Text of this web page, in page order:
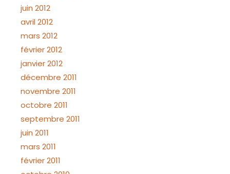
juin 2012
avril 2012
mars 2012
février 2012
janvier 2012
décembre 2011
novembre 2011
octobre 2011
septembre 2011
juin 2011
mars 2011
février 2011